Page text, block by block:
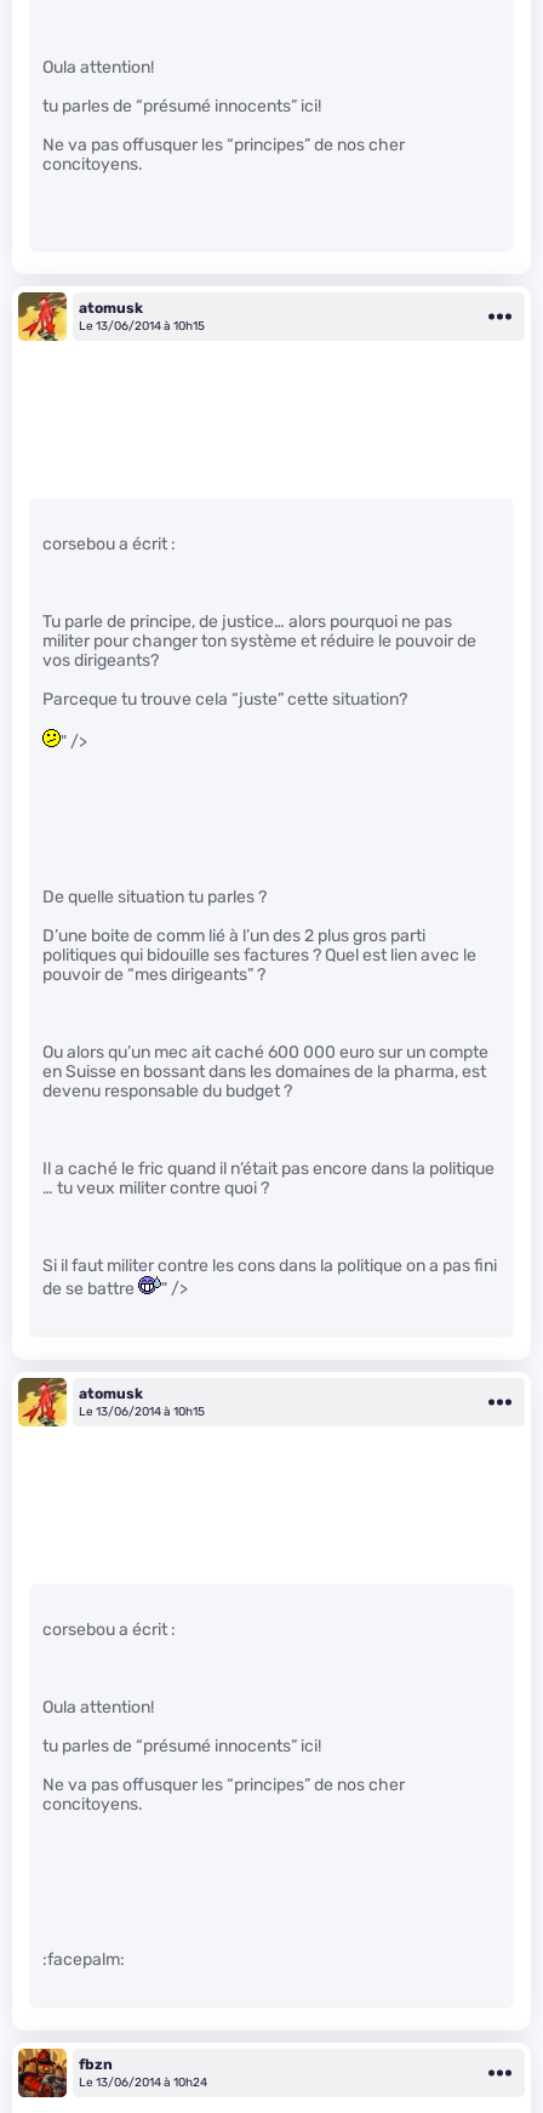
Oula attention!
tu parles de “présumé innocents” ici!
Ne va pas offusquer les “principes” de nos cher
concitoyens.
atomusk
Le 13/06/2014 à 10h15
corsebou a écrit :
Tu parle de principe, de justice… alors pourquoi ne pas
militer pour changer ton système et réduire le pouvoir de
vos dirigeants?
Parceque tu trouve cela “juste” cette situation?
" />
De quelle situation tu parles ?
D’une boite de comm lié à l’un des 2 plus gros parti
politiques qui bidouille ses factures ? Quel est lien avec le
pouvoir de “mes dirigeants” ?
Ou alors qu’un mec ait caché 600 000 euro sur un compte
en Suisse en bossant dans les domaines de la pharma, est
devenu responsable du budget ?
Il a caché le fric quand il n’était pas encore dans la politique
… tu veux militer contre quoi ?
Si il faut militer contre les cons dans la politique on a pas fini
de se battre
" />
atomusk
Le 13/06/2014 à 10h15
corsebou a écrit :
Oula attention!
tu parles de “présumé innocents” ici!
Ne va pas offusquer les “principes” de nos cher
concitoyens.
:facepalm:
fbzn
Le 13/06/2014 à 10h24